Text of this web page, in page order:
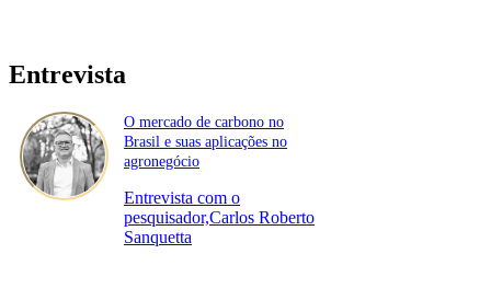
Entrevista
O mercado de carbono no
Brasil e suas aplicações no
agronegócio
Entrevista com o
pesquisador,Carlos Roberto
Sanquetta